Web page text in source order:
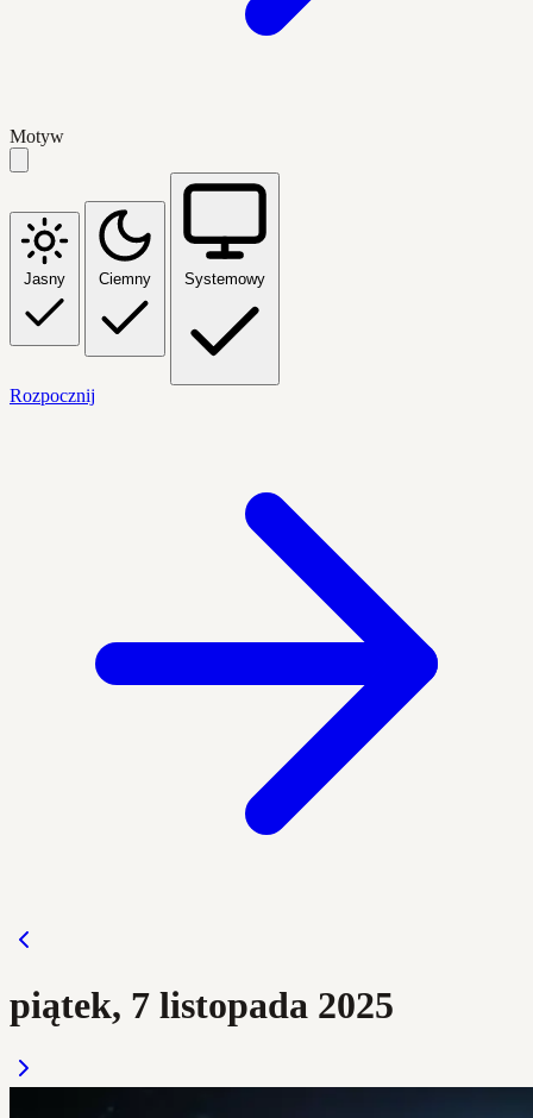
Motyw
Jasny Ciemny Systemowy
Rozpocznij
piątek, 7 listopada 2025